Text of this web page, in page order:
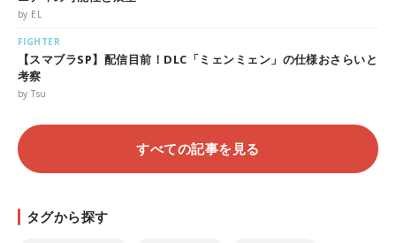
by EL
FIGHTER
【スマブラSP】配信目前！DLC「ミェンミェン」の仕様おさらいと
考察
by Tsu
すべての記事を見る
タグから探す